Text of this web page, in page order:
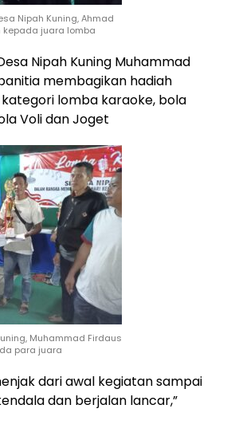
Nipah Kuning, Ahmad
juara lomba
Nipah Kuning Muhammad
membagikan hadiah
lomba karaoke, bola
Voli dan Joget
Muhammad Firdaus
para juara
dari awal kegiatan sampai
dan berjalan lancar,”